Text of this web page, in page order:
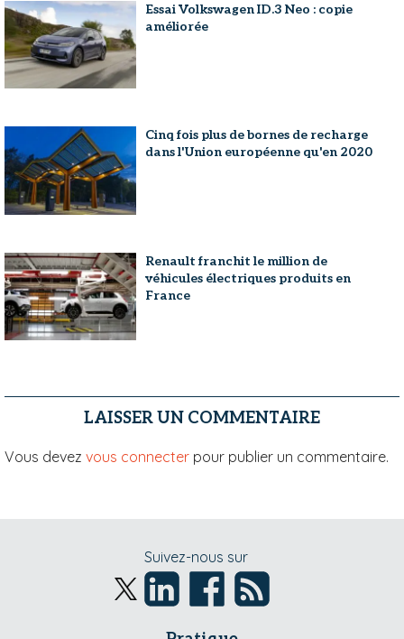
Essai Volkswagen ID.3 Neo : copie
améliorée
Cinq fois plus de bornes de recharge
dans l'Union européenne qu'en 2020
Renault franchit le million de
véhicules électriques produits en
France
LAISSER UN COMMENTAIRE
Vous devez vous connecter pour publier un commentaire.
Suivez-nous sur